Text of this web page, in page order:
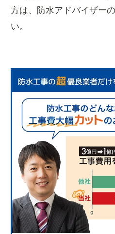
方は、防水アドバイザー
い。